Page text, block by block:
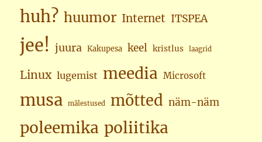
huh? huumor Internet ITSPEA
jee! juura Kakupesa keel kristlus laagrid
Linux lugemist meedia Microsoft
musa mälestused mõtted näm-näm
poleemika poliitika